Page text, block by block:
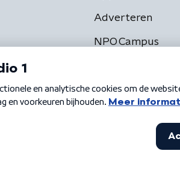
Adverteren
NPO Campus
Privacybeleid